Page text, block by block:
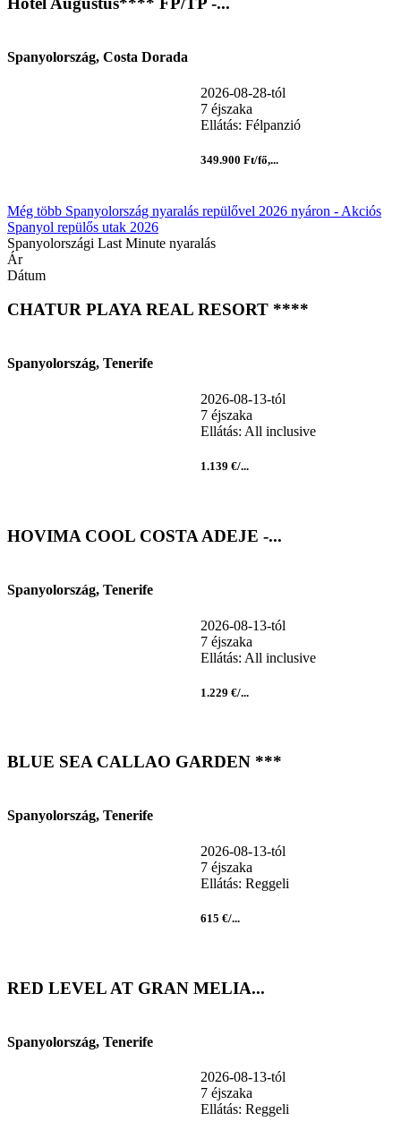
Spanyolország, Costa Dorada
2026-08-28-tól
7 éjszaka
Ellátás: Félpanzió
349.900 Ft/fő,...
Még több Spanyolország nyaralás repülővel 2026 nyáron - Akciós
Spanyol repülős utak 2026
Spanyolországi Last Minute nyaralás
Ár
Dátum
CHATUR PLAYA REAL RESORT ****
Spanyolország, Tenerife
2026-08-13-tól
7 éjszaka
Ellátás: All inclusive
1.139 €/...
HOVIMA COOL COSTA ADEJE -...
Spanyolország, Tenerife
2026-08-13-tól
7 éjszaka
Ellátás: All inclusive
1.229 €/...
BLUE SEA CALLAO GARDEN ***
Spanyolország, Tenerife
2026-08-13-tól
7 éjszaka
Ellátás: Reggeli
615 €/...
RED LEVEL AT GRAN MELIA...
Spanyolország, Tenerife
2026-08-13-tól
7 éjszaka
Ellátás: Reggeli